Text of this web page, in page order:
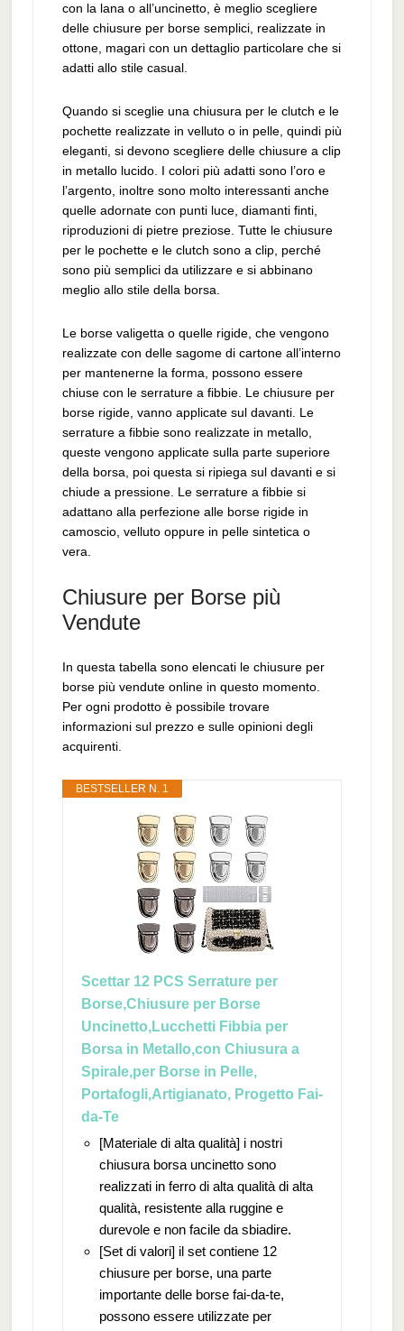
con la lana o all’uncinetto, è meglio scegliere
delle chiusure per borse semplici, realizzate in
ottone, magari con un dettaglio particolare che si
adatti allo stile casual.
Quando si sceglie una chiusura per le clutch e le
pochette realizzate in velluto o in pelle, quindi più
eleganti, si devono scegliere delle chiusure a clip
in metallo lucido. I colori più adatti sono l’oro e
l’argento, inoltre sono molto interessanti anche
quelle adornate con punti luce, diamanti finti,
riproduzioni di pietre preziose. Tutte le chiusure
per le pochette e le clutch sono a clip, perché
sono più semplici da utilizzare e si abbinano
meglio allo stile della borsa.
Le borse valigetta o quelle rigide, che vengono
realizzate con delle sagome di cartone all’interno
per mantenerne la forma, possono essere
chiuse con le serrature a fibbie. Le chiusure per
borse rigide, vanno applicate sul davanti. Le
serrature a fibbie sono realizzate in metallo,
queste vengono applicate sulla parte superiore
della borsa, poi questa si ripiega sul davanti e si
chiude a pressione. Le serrature a fibbie si
adattano alla perfezione alle borse rigide in
camoscio, velluto oppure in pelle sintetica o
vera.
Chiusure per Borse più
Vendute
In questa tabella sono elencati le chiusure per
borse più vendute online in questo momento.
Per ogni prodotto è possibile trovare
informazioni sul prezzo e sulle opinioni degli
acquirenti.
BESTSELLER N. 1
Scettar 12 PCS Serrature per
Borse,Chiusure per Borse
Uncinetto,Lucchetti Fibbia per
Borsa in Metallo,con Chiusura a
Spirale,per Borse in Pelle,
Portafogli,Artigianato, Progetto Fai-
da-Te
[Materiale di alta qualità] i nostri
chiusura borsa uncinetto sono
realizzati in ferro di alta qualità di alta
qualità, resistente alla ruggine e
durevole e non facile da sbiadire.
[Set di valori] il set contiene 12
chiusure per borse, una parte
importante delle borse fai-da-te,
possono essere utilizzate per